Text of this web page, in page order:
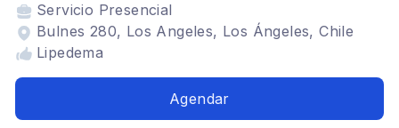
Servicio Presencial
Bulnes 280, Los Angeles, Los Ángeles, Chile
Lipedema
Agendar